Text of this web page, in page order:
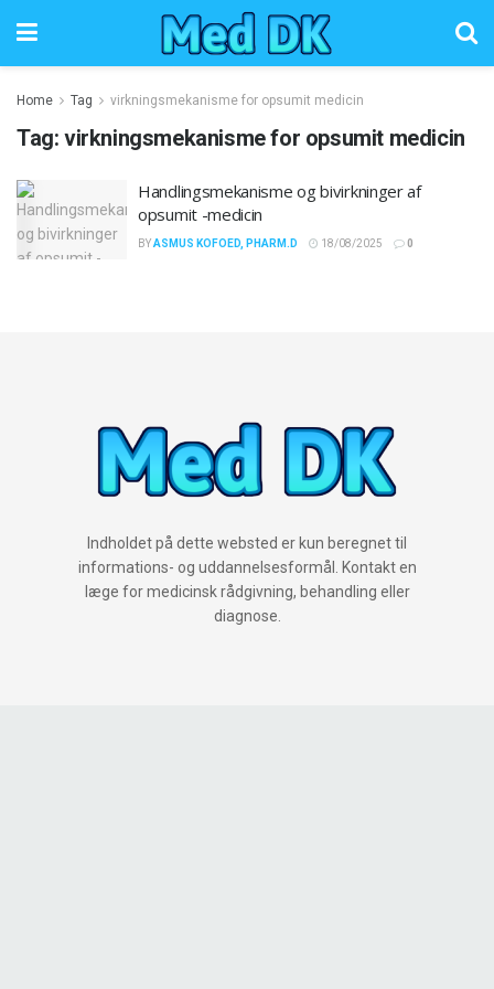
Home Tag virkningsmekanisme for opsumit medicin
Tag: virkningsmekanisme for opsumit medicin
Handlingsmekanisme og bivirkninger af
opsumit -medicin
BYASMUS KOFOED, PHARM.D 18/08/2025 0
Indholdet på dette websted er kun beregnet til
informations- og uddannelsesformål. Kontakt en
læge for medicinsk rådgivning, behandling eller
diagnose.